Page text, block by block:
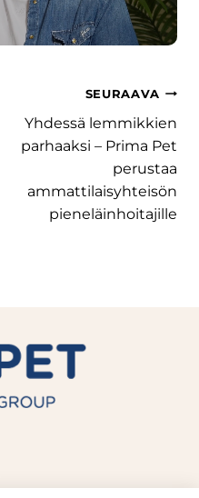
SEURAAVA
Yhdessä lemmikkien
parhaaksi – Prima Pet
perustaa
ammattilaisyhteisön
pieneläinhoitajille